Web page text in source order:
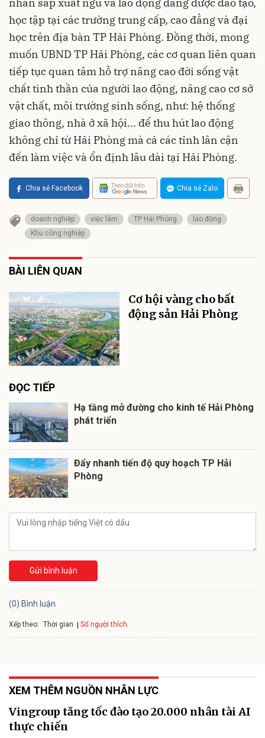
nhân sắp xuất ngũ và lao động đang được đào tạo,
học tập tại các trường trung cấp, cao đẳng và đại
học trên địa bàn TP Hải Phòng. Đồng thời, mong
muốn UBND TP Hải Phòng, các cơ quan liên quan
tiếp tục quan tâm hỗ trợ nâng cao đời sống vật
chất tinh thần của người lao động, nâng cao cơ sở
vật chất, môi trường sinh sống, như: hệ thống
giao thông, nhà ở xã hội... để thu hút lao động
không chỉ từ Hải Phòng mà cả các tỉnh lân cận
đến làm việc và ổn định lâu dài tại Hải Phòng.
Chia sẻ Facebook Theo dõi trên Chia sẻ Zalo
doanh nghiệp việc làm TP Hải Phòng
lao động
Khu công nghiệp
BÀI LIÊN QUAN
Cơ hội vàng cho bất
động sản Hải Phòng
ĐỌC TIẾP
Hạ tầng mở đường cho kinh tế Hải Phòng
phát triển
Đẩy nhanh tiến độ quy hoạch TP Hải
Phòng
Gửi bình luận
(0) Bình luận
Xếp theo: Thời gian Số người thích
XEM THÊM NGUỒN NHÂN LỰC
Vingroup tăng tốc đào tạo 20.000 nhân tài AI
thực chiến